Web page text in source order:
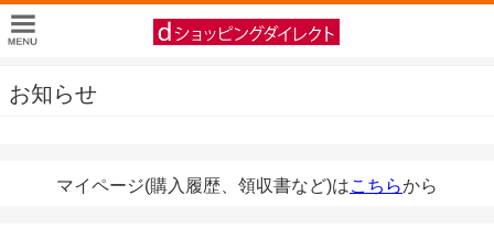
お知らせ
マイページ(購入履歴、領収書など)はこちらから